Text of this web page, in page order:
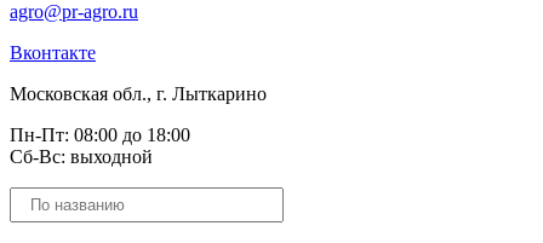
agro@pr-agro.ru
Вконтакте
Московская обл., г. Лыткарино
Пн-Пт: 08:00 до 18:00
Сб-Вс: выходной
Поиск
товаров